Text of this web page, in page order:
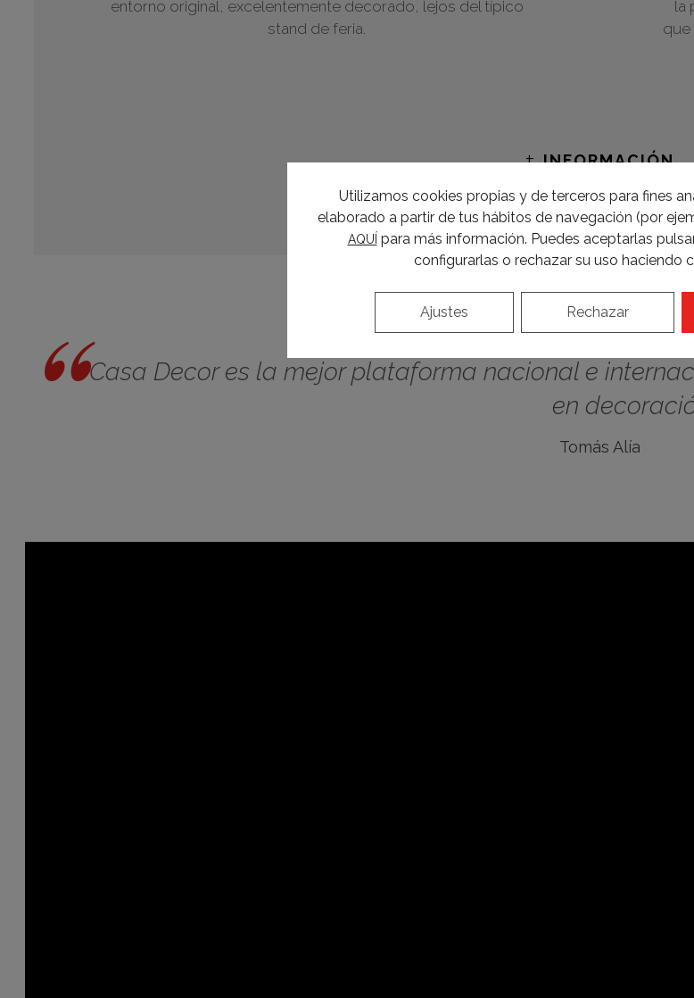
entorno original, excelentemente decorado, lejos del típico
stand de feria.
la
que
+ INFORMACIÓN
Casa Decor es la mejor plataforma nacional e
en
Tomás Alía
Utilizamos cookies propias y de terceros para fines
elaborado a partir de tus hábitos de navegación (por
AQUÍ para más información. Puedes aceptarlas
configurarlas o rechazar su uso haciendo
Rechazar
Ajustes